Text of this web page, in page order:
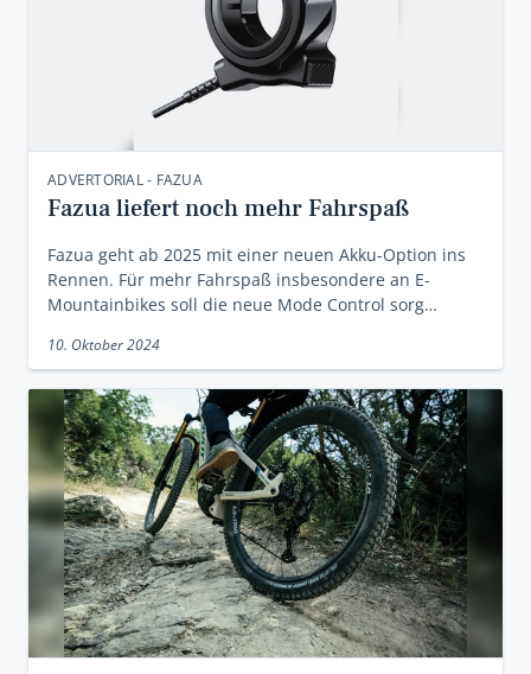
ADVERTORIAL - FAZUA
Fazua liefert noch mehr Fahrspaß
Fazua geht ab 2025 mit einer neuen Akku-Option ins
Rennen. Für mehr Fahrspaß insbesondere an E-
Mountainbikes soll die neue Mode Control sorg…
10. Oktober 2024